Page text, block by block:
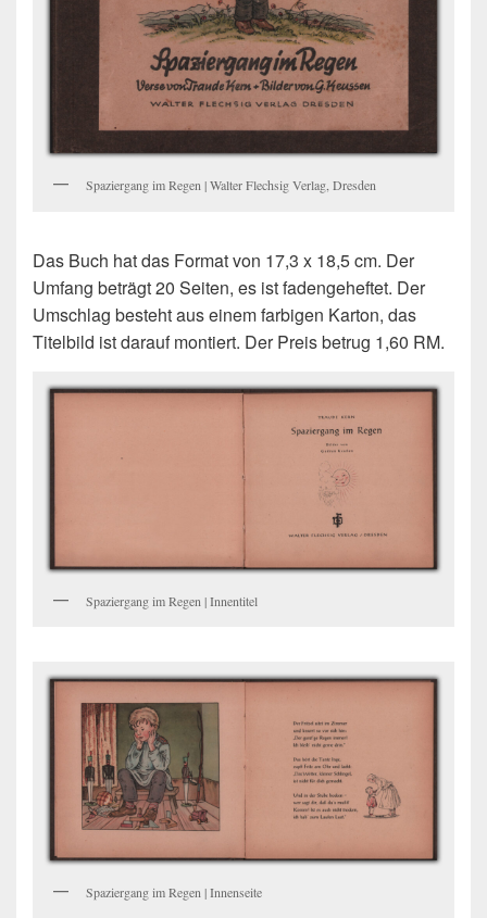
Spaziergang im Regen | Walter Flechsig Verlag, Dresden
Das Buch hat das Format von 17,3 x 18,5 cm. Der
Umfang beträgt 20 Seiten, es ist fadengeheftet. Der
Umschlag besteht aus einem farbigen Karton, das
Titelbild ist darauf montiert. Der Preis betrug 1,60 RM.
Spaziergang im Regen | Innentitel
Spaziergang im Regen | Innenseite